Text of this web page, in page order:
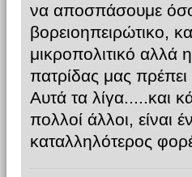
να αποσπάσουμε όσο
βορειοηπειρώτικο,
μικροπολιτικό αλλά
πατρίδας μας
Αυτά τα λίγα.....και
πολλοί άλλοι, είναι
καταλληλότερος